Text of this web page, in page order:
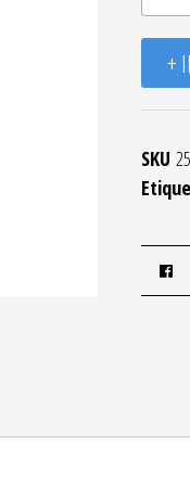
+
SKU